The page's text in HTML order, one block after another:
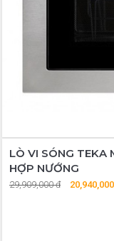
LÒ VI SÓNG
HỢP NƯỚNG
29,909,000 đ